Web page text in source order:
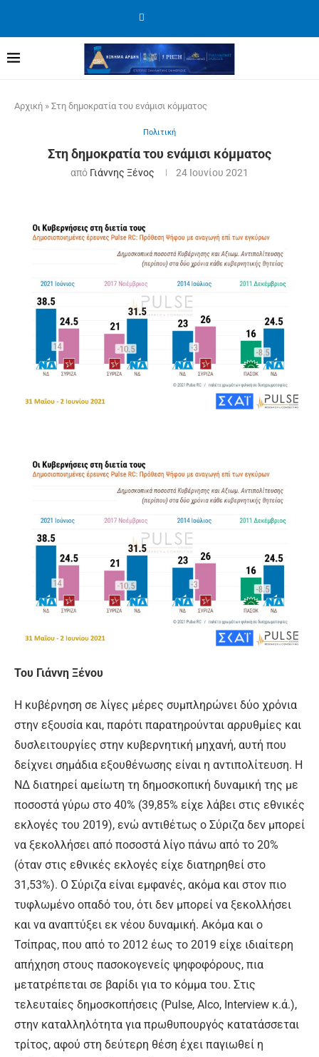
Αρχική » Στη δημοκρατία του ενάμισι κόμματος
Πολιτική
Στη δημοκρατία του ενάμισι κόμματος
από Γιάννης Ξένος 24 Ιουνίου 2021
Του Γιάννη Ξένου
Η κυβέρνηση σε λίγες μέρες συμπληρώνει δύο χρόνια
στην εξουσία και, παρότι παρατηρούνται αρρυθμίες και
δυσλειτουργίες στην κυβερνητική μηχανή, αυτή που
δείχνει σημάδια εξουθένωσης είναι η αντιπολίτευση. Η
ΝΔ διατηρεί αμείωτη τη δημοσκοπική δυναμική της με
ποσοστά γύρω στο 40% (39,85% είχε λάβει στις εθνικές
εκλογές του 2019), ενώ αντιθέτως ο Σύριζα δεν μπορεί
να ξεκολλήσει από ποσοστά λίγο πάνω από το 20%
(όταν στις εθνικές εκλογές είχε διατηρηθεί στο
31,53%). Ο Σύριζα είναι εμφανές, ακόμα και στον πιο
τυφλωμένο οπαδό του, ότι δεν μπορεί να ξεκολλήσει
και να αναπτύξει εκ νέου δυναμική. Ακόμα και ο
Τσίπρας, που από το 2012 έως το 2019 είχε ιδιαίτερη
απήχηση στους πασοκογενείς ψηφοφόρους, πια
μετατρέπεται σε βαρίδι για το κόμμα του. Στις
τελευταίες δημοσκοπήσεις (Pulse, Alco, Interview κ.ά.),
στην καταλληλότητα για πρωθυπουργός κατατάσσεται
τρίτος, αφού στη δεύτερη θέση έχει παγιωθεί η